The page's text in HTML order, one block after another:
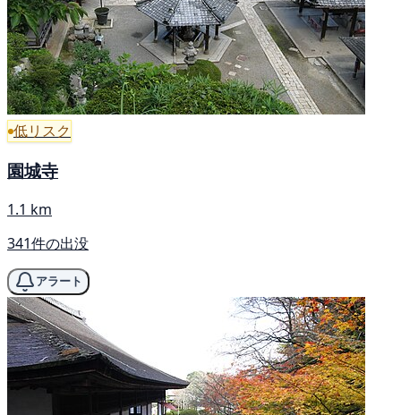
低リスク
園城寺
1.1 km
341件の出没
アラート